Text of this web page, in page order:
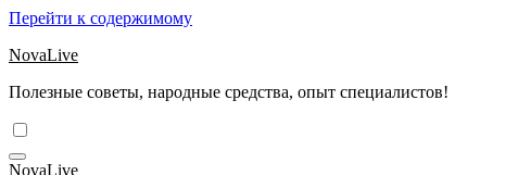
Перейти к содержимому
NovaLive
Полезные советы, народные средства, опыт специалистов!
NovaLive